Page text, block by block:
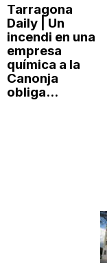
Tarragona
Daily | Un
incendi en una
empresa
química a la
Canonja
obliga...